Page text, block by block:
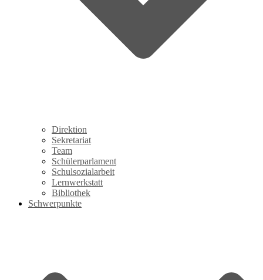
Direktion
Sekretariat
Team
Schülerparlament
Schulsozialarbeit
Lernwerkstatt
Bibliothek
Schwerpunkte